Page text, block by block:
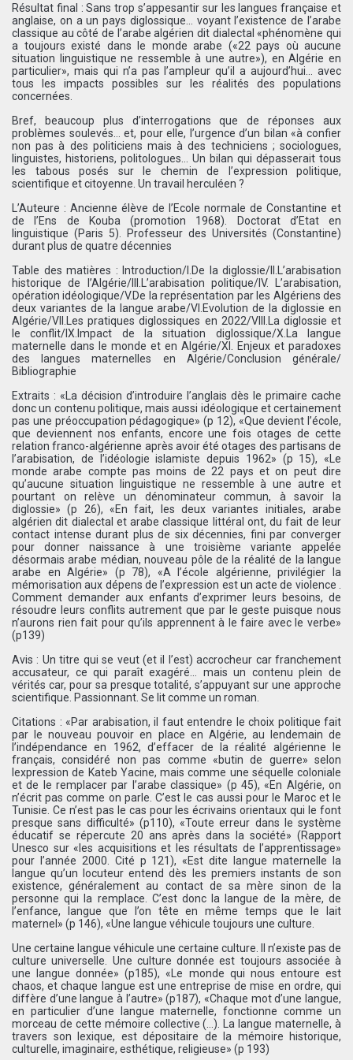
Résultat final : Sans trop s’appesantir sur les langues française et
anglaise, on a un pays diglossique… voyant l’existence de l’arabe
classique au côté de l’arabe algérien dit dialectal «phénomène qui
a toujours existé dans le monde arabe («22 pays où aucune
situation linguistique ne ressemble à une autre»), en Algérie en
particulier», mais qui n’a pas l’ampleur qu’il a aujourd’hui… avec
tous les impacts possibles sur les réalités des populations
concernées.
Bref, beaucoup plus d’interrogations que de réponses aux
problèmes soulevés… et, pour elle, l’urgence d’un bilan «à confier
non pas à des politiciens mais à des techniciens ; sociologues,
linguistes, historiens, politologues… Un bilan qui dépasserait tous
les tabous posés sur le chemin de l’expression politique,
scientifique et citoyenne. Un travail herculéen ?
L’Auteure : Ancienne élève de l’Ecole normale de Constantine et
de l’Ens de Kouba (promotion 1968). Doctorat d’Etat en
linguistique (Paris 5). Professeur des Universités (Constantine)
durant plus de quatre décennies
Table des matières : Introduction/I.De la diglossie/II.L’arabisation
historique de l’Algérie/III.L’arabisation politique/IV. L’arabisation,
opération idéologique/V.De la représentation par les Algériens des
deux variantes de la langue arabe/VI.Evolution de la diglossie en
Algérie/VII.Les pratiques diglossiques en 2022/VIII.La diglossie et
le conflit/IX.Impact de la situation diglossique/X.La langue
maternelle dans le monde et en Algérie/XI. Enjeux et paradoxes
des langues maternelles en Algérie/Conclusion générale/
Bibliographie
Extraits : «La décision d’introduire l’anglais dès le primaire cache
donc un contenu politique, mais aussi idéologique et certainement
pas une préoccupation pédagogique» (p 12), «Que devient l’école,
que deviennent nos enfants, encore une fois otages de cette
relation franco-algérienne après avoir été otages des partisans de
l’arabisation, de l’idéologie islamiste depuis 1962» (p 15), «Le
monde arabe compte pas moins de 22 pays et on peut dire
qu’aucune situation linguistique ne ressemble à une autre et
pourtant on relève un dénominateur commun, à savoir la
diglossie» (p 26), «En fait, les deux variantes initiales, arabe
algérien dit dialectal et arabe classique littéral ont, du fait de leur
contact intense durant plus de six décennies, fini par converger
pour donner naissance à une troisième variante appelée
désormais arabe médian, nouveau pôle de la réalité de la langue
arabe en Algérie» (p 78), «A l’école algérienne, privilégier la
mémorisation aux dépens de l’expression est un acte de violence .
Comment demander aux enfants d’exprimer leurs besoins, de
résoudre leurs conflits autrement que par le geste puisque nous
n’aurons rien fait pour qu’ils apprennent à le faire avec le verbe»
(p139)
Avis : Un titre qui se veut (et il l’est) accrocheur car franchement
accusateur, ce qui paraît exagéré… mais un contenu plein de
vérités car, pour sa presque totalité, s’appuyant sur une approche
scientifique. Passionnant. Se lit comme un roman.
Citations : «Par arabisation, il faut entendre le choix politique fait
par le nouveau pouvoir en place en Algérie, au lendemain de
l’indépendance en 1962, d’effacer de la réalité algérienne le
français, considéré non pas comme «butin de guerre» selon
lexpression de Kateb Yacine, mais comme une séquelle coloniale
et de le remplacer par l’arabe classique» (p 45), «En Algérie, on
n’écrit pas comme on parle. C’est le cas aussi pour le Maroc et le
Tunisie. Ce n’est pas le cas pour les écrivains orientaux qui le font
presque sans difficulté» (p110), «Toute erreur dans le système
éducatif se répercute 20 ans après dans la société» (Rapport
Unesco sur «les acquisitions et les résultats de l’apprentissage»
pour l’année 2000. Cité p 121), «Est dite langue maternelle la
langue qu’un locuteur entend dès les premiers instants de son
existence, généralement au contact de sa mère sinon de la
personne qui la remplace. C’est donc la langue de la mère, de
l’enfance, langue que l’on tête en même temps que le lait
maternel» (p 146), «Une langue véhicule toujours une culture.
Une certaine langue véhicule une certaine culture. Il n’existe pas de
culture universelle. Une culture donnée est toujours associée à
une langue donnée» (p185), «Le monde qui nous entoure est
chaos, et chaque langue est une entreprise de mise en ordre, qui
diffère d’une langue à l’autre» (p187), «Chaque mot d’une langue,
en particulier d’une langue maternelle, fonctionne comme un
morceau de cette mémoire collective (…). La langue maternelle, à
travers son lexique, est dépositaire de la mémoire historique,
culturelle, imaginaire, esthétique, religieuse» (p 193)